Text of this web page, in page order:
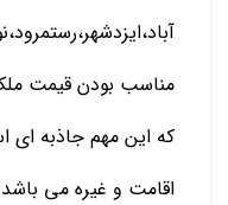
مناسب بودن قیمت
که این مهم جاذبه ای
اقامت و غیره می